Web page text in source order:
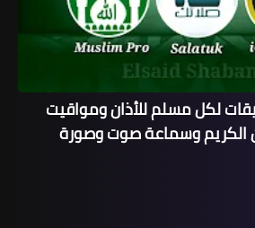
٣ تطبيقات لكل مسلم للأذان ومواقيت
الكريم وسماعة صوت وصورة